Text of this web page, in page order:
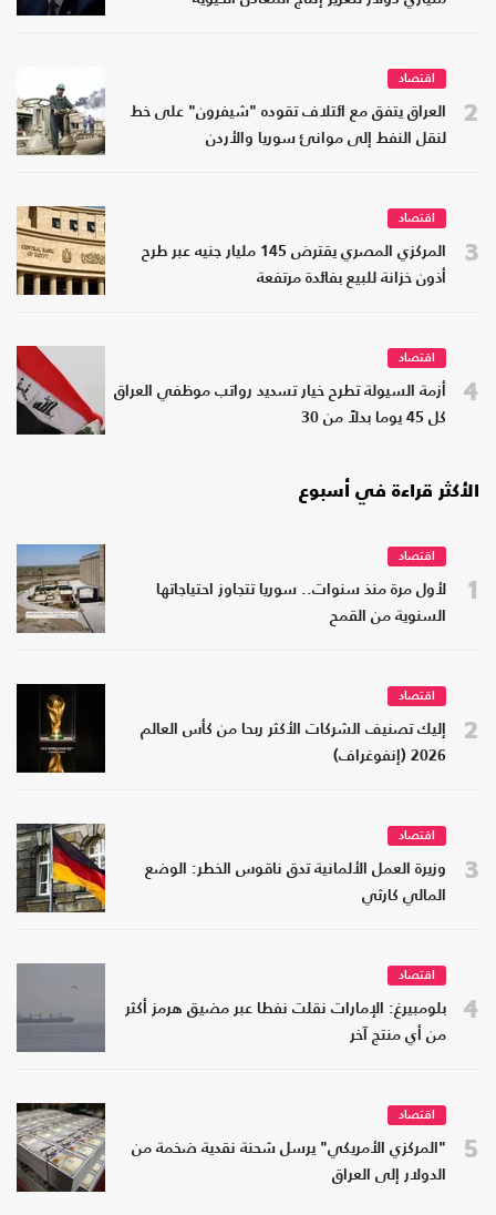
2
اقتصاد
العراق يتفق مع ائتلاف تقوده "شيفرون" على خط
لنقل النفط إلى موانئ سوريا والأردن
3
اقتصاد
المركزي المصري يقترض 145 مليار جنيه عبر طرح
أذون خزانة للبيع بفائدة مرتفعة
4
اقتصاد
أزمة السيولة تطرح خيار تسديد رواتب موظفي العراق
كل 45 يوما بدلاً من 30
الأكثر قراءة في أسبوع
1
اقتصاد
لأول مرة منذ سنوات.. سوريا تتجاوز احتياجاتها
السنوية من القمح
2
اقتصاد
إليك تصنيف الشركات الأكثر ربحا من كأس العالم
2026 (إنفوغراف)
3
اقتصاد
وزيرة العمل الألمانية تدق ناقوس الخطر: الوضع
المالي كارثي
4
اقتصاد
بلومبيرغ: الإمارات نقلت نفطا عبر مضيق هرمز أكثر
من أي منتج آخر
5
اقتصاد
"المركزي الأمريكي" يرسل شحنة نقدية ضخمة من
الدولار إلى العراق